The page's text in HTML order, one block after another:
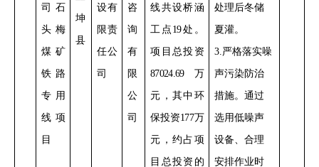
司石
头梅
煤矿
铁路
专用
线项
目
坤
县
设有
限责
任公
司
咨
询
有
限
公
司
线共设桥涵
工点 19处。
项目总投资
87024.69万
元，其中环
保投资177万
元，约占项
目总投资的
处理后冬储
夏灌。
3.严格落实噪
声污染防治
措施。通过
选用低噪声
设备、合理
安排作业时